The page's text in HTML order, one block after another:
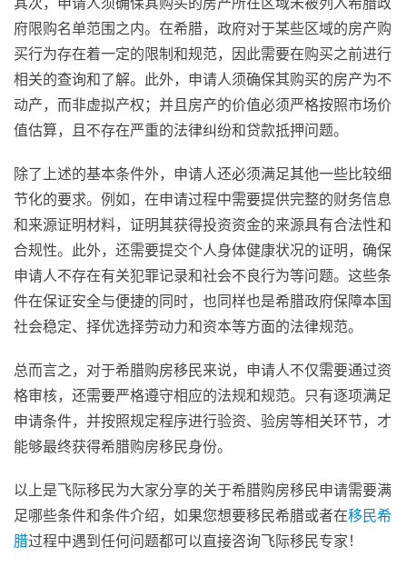
府限购名单范围之内。在希腊，政府对于某些区域的房产购
买行为存在着一定的限制和规范，因此需要在购买之前进行
相关的查询和了解。此外，申请人须确保其购买的房产为不
动产，而非虚拟产权；并且房产的价值必须严格按照市场价
值估算，且不存在严重的法律纠纷和贷款抵押问题。
除了上述的基本条件外，申请人还必须满足其他一些比较细
节化的要求。例如，在申请过程中需要提供完整的财务信息
和来源证明材料，证明其获得投资资金的来源具有合法性和
合规性。此外，还需要提交个人身体健康状况的证明，确保
申请人不存在有关犯罪记录和社会不良行为等问题。这些条
件在保证安全与便捷的同时，也同样也是希腊政府保障本国
社会稳定、择优选择劳动力和资本等方面的法律规范。
总而言之，对于希腊购房移民来说，申请人不仅需要通过资
格审核，还需要严格遵守相应的法规和规范。只有逐项满足
申请条件，并按照规定程序进行验资、验房等相关环节，才
能够最终获得希腊购房移民身份。
以上是飞际移民为大家分享的关于希腊购房移民申请需要满
足哪些条件和条件介绍，如果您想要移民希腊或者在移民希
腊过程中遇到任何问题都可以直接咨询飞际移民专家！